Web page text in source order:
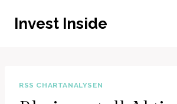
InhaltInvest Inside
RSS CHARTANALYSEN